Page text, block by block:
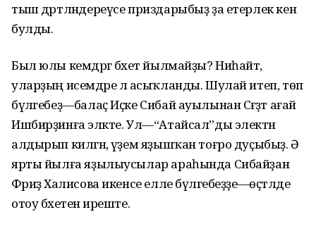
тыш дәртләндереүсе приздарыбыҙ ҙа етерлек кенә
булды.
Был юлы кемдәргә бәхет йылмайҙы? Ниһайәт,
уларҙың исемдәре лә асыҡланды. Шулай итеп, төп
бүләгебеҙ—балаҫ Иҫке Сибай ауылынан Сәғәҙәт ағай
Ишбирҙинға эләкте. Ул—“Атайсал”ды электән
алдырып килгән, әүҙем яҙышҡан тоғро дуҫыбыҙ. Ә
ярты йылға яҙылыусылар араһында Сибайҙан
Фәриҙә Халисова икенсе елле бүләгебеҙҙе—өҫтәлде
отоу бәхетенә иреште.